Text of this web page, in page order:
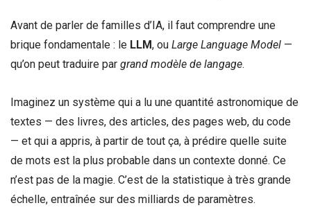
Avant de parler de familles d’IA, il faut comprendre une
brique fondamentale : le LLM, ou Large Language Model —
qu’on peut traduire par grand modèle de langage.
Imaginez un système qui a lu une quantité astronomique de
textes — des livres, des articles, des pages web, du code
— et qui a appris, à partir de tout ça, à prédire quelle suite
de mots est la plus probable dans un contexte donné. Ce
n’est pas de la magie. C’est de la statistique à très grande
échelle, entraînée sur des milliards de paramètres.